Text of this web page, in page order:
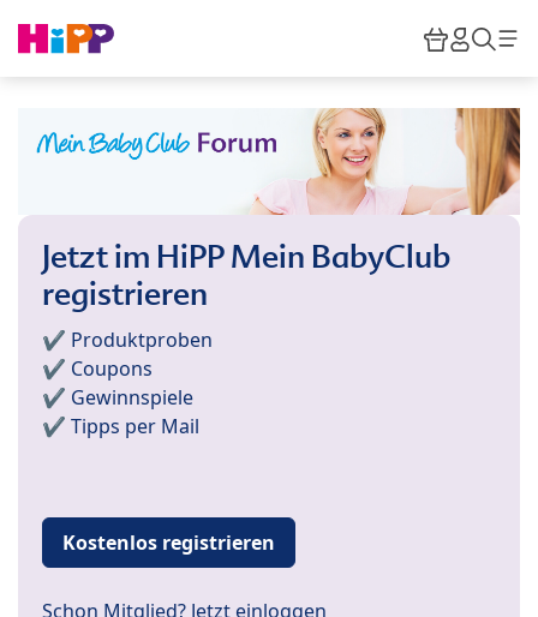
HiPP
Jetzt im HiPP Mein BabyClub
registrieren
✔️ Produktproben
✔️ Coupons
✔️ Gewinnspiele
✔️ Tipps per Mail
Kostenlos registrieren
Schon Mitglied? Jetzt einloggen